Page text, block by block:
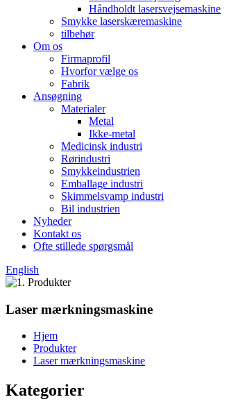
Håndholdt lasersvejsemaskine
Smykke laserskæremaskine
tilbehør
Om os
Firmaprofil
Hvorfor vælge os
Fabrik
Ansøgning
Materialer
Metal
Ikke-metal
Medicinsk industri
Rørindustri
Smykkeindustrien
Emballage industri
Skimmelsvamp industri
Bil industrien
Nyheder
Kontakt os
Ofte stillede spørgsmål
English
Laser mærkningsmaskine
Hjem
Produkter
Laser mærkningsmaskine
Kategorier